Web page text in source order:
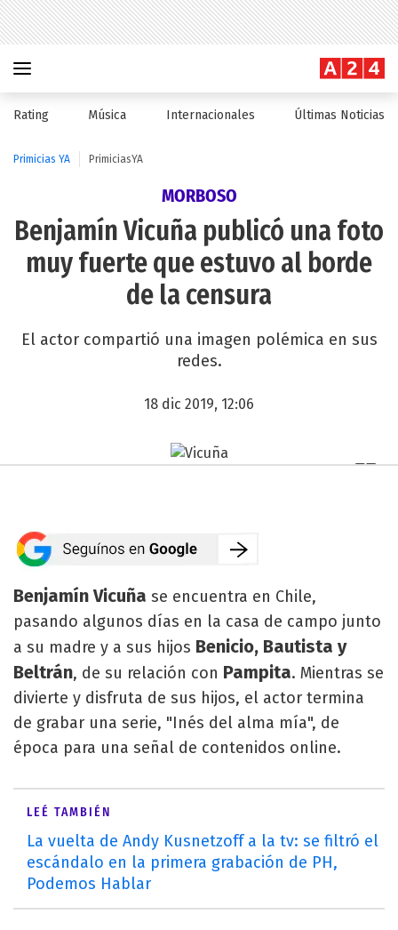
Rating Música Internacionales Últimas Noticias
Primicias YA PrimiciasYA
MORBOSO
Benjamín Vicuña publicó una foto
muy fuerte que estuvo al borde
de la censura
El actor compartió una imagen polémica en sus
redes.
18 dic 2019, 12:06
Benjamín Vicuña se encuentra en Chile,
pasando algunos días en la casa de campo junto
a su madre y a sus hijos Benicio, Bautista y
Beltrán, de su relación con Pampita. Mientras se
divierte y disfruta de sus hijos, el actor termina
de grabar una serie, "Inés del alma mía", de
época para una señal de contenidos online.
LEÉ TAMBIÉN
La vuelta de Andy Kusnetzoff a la tv: se filtró el
escándalo en la primera grabación de PH,
Podemos Hablar